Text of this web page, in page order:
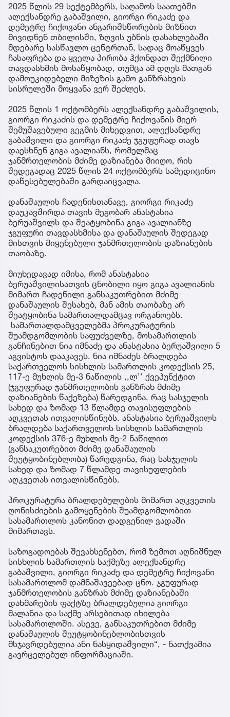
2025 წლის 29 სექტემბერს, საღამოს საათებში
ალექსანდრე გაბაშვილი, გიორგი რიკაძე და
დემეტრე ჩიქოვანი ანგარიშსწორების მიზნით
მივიდნენ თბილისში, ზღვის უბნის დასახლებაში
მდებარე სასწავლო ცენტრთან, სადაც მოაწყვეს
ჩასაფრება და ყველა პირობა ჰქონდათ შექმნილი
თავდასხმის მოსაწყობად, თუმცა ამ დღეს მათგან
დამოუკიდებელი მიზეზის გამო განზრახვის
სისრულეში მოყვანა ვერ შეძლეს.
2025 წლის 1 ოქტომბერს ალექსანდრე გაბაშვილის,
გიორგი რიკაძის და დემეტრე ჩიქოვანის მიერ
შემუშავებული გეგმის მიხედვით, ალექსანდრე
გაბაშვილი და გიორგი რიკაძე ჯგუფურად თავს
დაესხნენ გიგა ავალიანს, რომელმაც
ჯანმრთელობის მძიმე დაზიანება მიიღო, რის
შედეგადაც 2025 წლის 24 ოქტომბერს სამედიცინო
დაწესებულებაში გარდაიცვალა.
დანაშაულის ჩადენისთანავე, გიორგი რიკაძე
დაუკავშირდა თავის მეგობარ ანასტასია
ბერუაშვილს და შეატყობინა გიგა ავალიანზე
ჯგუფური თავდასხმისა და დანაშაულის შედეგად
მისთვის მიყენებული ჯანმრთელობის დაზიანების
თაობაზე.
მიუხედავად იმისა, რომ ანასტასია
ბერუაშვილისათვის ცნობილი იყო გიგა ავალიანის
მიმართ ჩადენილი განსაკუთრებით მძიმე
დანაშაულის შესახებ, მან ამის თაობაზე არ
შეატყობინა სამართალდამცავ ორგანოებს.
სამართალდამცველებმა პროკურატურის
შუამდგომლობის საფუძველზე, მოსამართლის
განჩინებით ნია იმნაძე და ანასტასია ბერუაშვილი 5
აგვისტოს დააკავეს. ნია იმნაძეს ბრალდება
საქართველოს სისხლის სამართლის კოდექსის 25,
117-ე მუხლის მე-3 ნაწილის ,,ლ’’ ქვეპუნქტით
(ჯგუფურად ჯანმრთელობის განზრახ მძიმე
დაზიანების წაქეზება) წარედგინა, რაც სასჯელის
სახედ და ზომად 13 წლამდე თავისუფლების
აღკვეთას ითვალისწინებს. ანასტასია ბერუაშვილს
ბრალდება საქართველოს სისხლის სამართლის
კოდექსის 376-ე მუხლის მე-2 ნაწილით
(განსაკუთრებით მძიმე დანაშაულის
შეუტყობინებლობა) წარედგინა, რაც სასჯელის
სახედ და ზომად 7 წლამდე თავისუფლების
აღკვეთას ითვალისწინებს.
პროკურატურა ბრალდებულების მიმართ აღკვეთის
ღონისძიების გამოყენების შუამდგომლობით
სასამართლოს კანონით დადგენილ ვადაში
მიმართავს.
საზოგადოებას შევახსენებთ, რომ ზემოთ აღნიშნულ
სისხლის სამართლის საქმეზე ალექსანდრე
გაბაშვილი, გიორგი რიკაძე და დემეტრე ჩიქოვანი
სასამართლომ დამნაშავეებად ცნო. ჯგუფურად
ჯანმრთელობის განზრახ მძიმე დაზიანებაში
დახმარების ფაქტზე ბრალდებულია გიორგი
მალანია და საქმე არსებითად იხილება
სასამართლოში. ასევე, განსაკუთრებით მძიმე
დანაშაულის შეუტყობინებლობისთვის
მსჯავრდებულია ანი ნასყიდაშვილი“, - ნათქვამია
გავრცელებულ ინფორმაციაში.